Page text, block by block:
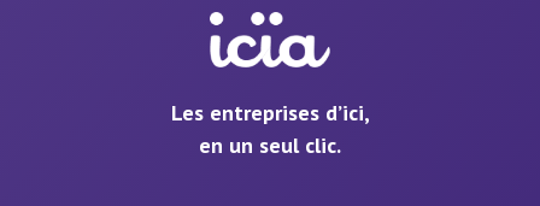
Les entreprises d’ici,
en un seul clic.